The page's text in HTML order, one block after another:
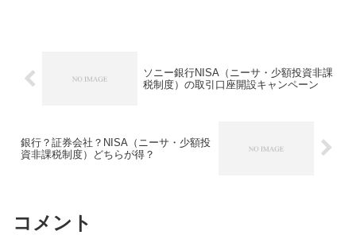
ソニー銀行NISA（ニーサ・少額投資非課
税制度）の取引口座開設キャンペーン
銀行？証券会社？NISA（ニーサ・少額投
資非課税制度）どちらが得？
コメント